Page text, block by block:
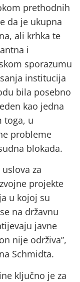
prethodnih
da je ukupna
ali krhka te
i
sporazumu
institucija
bila posebno
kao jedna
toga, u
probleme
blokada.
za
projekte
u kojoj su
na državnu
javne
nije održiva”,
Schmidta.
ključno je za